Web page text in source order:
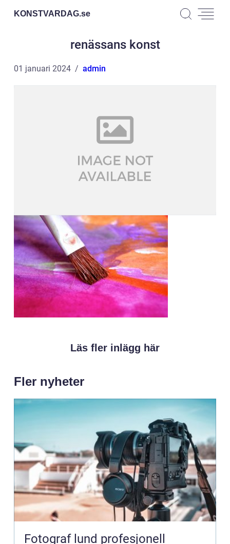
KONSTVARDAG.se
renässans konst
01 januari 2024 admin
Läs fler inlägg här
Fler nyheter
Fotograf lund profesjonell